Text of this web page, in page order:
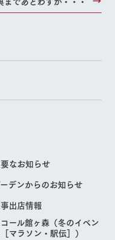
なお知らせ
デンからのお知らせ
出店情報
ール館ヶ森（冬のイベン
［マラソン・駅伝］）